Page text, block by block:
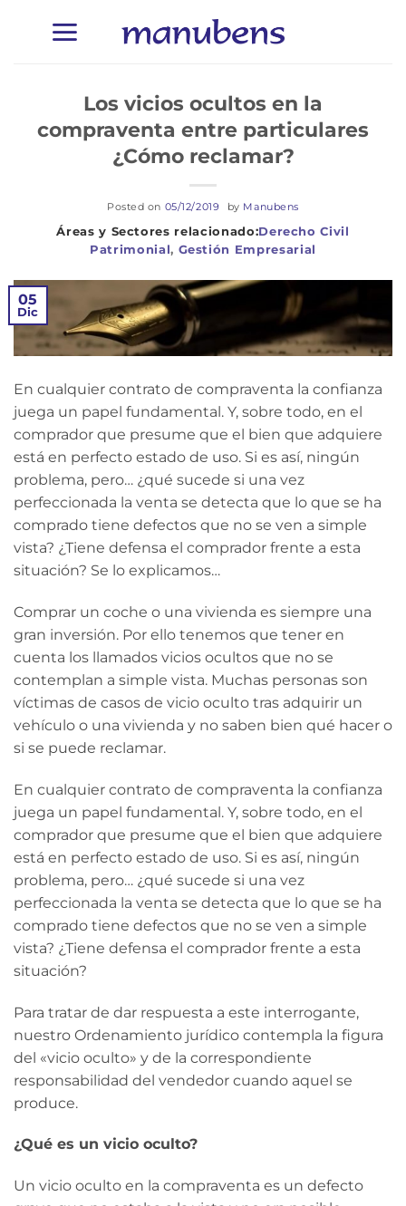
Derecho Civil
Patrimonial, Gestión Empresarial
Los vicios ocultos en la
compraventa entre particulares
¿Cómo reclamar?
Posted on 05/12/2019 by Manubens
05
Dic
En cualquier contrato de compraventa la confianza
juega un papel fundamental. Y, sobre todo, en el
comprador que presume que el bien que adquiere
está en perfecto estado de uso. Si es así, ningún
problema, pero… ¿qué sucede si una vez
perfeccionada la venta se detecta que lo que se ha
comprado tiene defectos que no se ven a simple
vista? ¿Tiene defensa el comprador frente a esta
situación? Se lo explicamos…
Comprar un coche o una vivienda es siempre una
gran inversión. Por ello tenemos que tener en
cuenta los llamados vicios ocultos que no se
contemplan a simple vista. Muchas personas son
víctimas de casos de vicio oculto tras adquirir un
vehículo o una vivienda y no saben bien qué hacer o
si se puede reclamar.
En cualquier contrato de compraventa la confianza
juega un papel fundamental. Y, sobre todo, en el
comprador que presume que el bien que adquiere
está en perfecto estado de uso. Si es así, ningún
problema, pero… ¿qué sucede si una vez
perfeccionada la venta se detecta que lo que se ha
comprado tiene defectos que no se ven a simple
vista? ¿Tiene defensa el comprador frente a esta
situación?
Para tratar de dar respuesta a este interrogante,
nuestro Ordenamiento jurídico contempla la figura
del «vicio oculto» y de la correspondiente
responsabilidad del vendedor cuando aquel se
produce.
¿Qué es un vicio oculto?
Un vicio oculto en la compraventa es un defecto